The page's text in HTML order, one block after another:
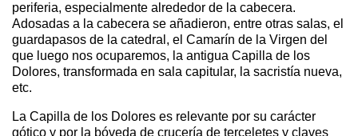
periferia, especialmente alrededor de la cabecera.
Adosadas a la cabecera se añadieron, entre otras salas, el
guardapasos de la catedral, el Camarín de la Virgen del
que luego nos ocuparemos, la antigua Capilla de los
Dolores, transformada en sala capitular, la sacristía nueva,
etc.
La Capilla de los Dolores es relevante por su carácter
gótico y por la bóveda de crucería de terceletes y claves